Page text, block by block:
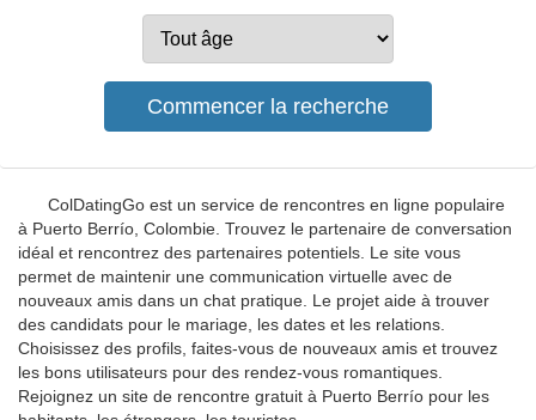
ColDatingGo est un service de rencontres en ligne populaire
à Puerto Berrío, Colombie. Trouvez le partenaire de conversation
idéal et rencontrez des partenaires potentiels. Le site vous
permet de maintenir une communication virtuelle avec de
nouveaux amis dans un chat pratique. Le projet aide à trouver
des candidats pour le mariage, les dates et les relations.
Choisissez des profils, faites-vous de nouveaux amis et trouvez
les bons utilisateurs pour des rendez-vous romantiques.
Rejoignez un site de rencontre gratuit à Puerto Berrío pour les